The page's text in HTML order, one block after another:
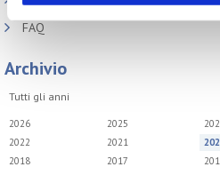
FAQ
Archivio
Tutti gli anni
2026 2025
2022
2021
2018
2017